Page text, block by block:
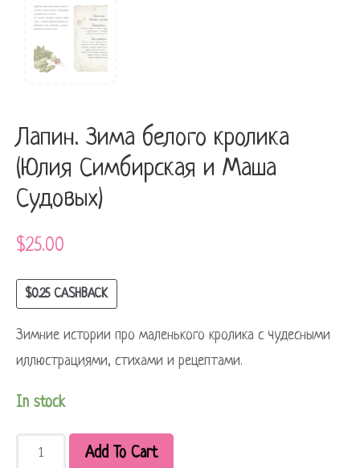
Лапин. Зима белого кролика
(Юлия Симбирская и Маша
Судовых)
$25.00
$0.25CASHBACK
Зимние истории про маленького кролика с чудесными
иллюстрациями, стихами и рецептами.
In stock
Add To Cart